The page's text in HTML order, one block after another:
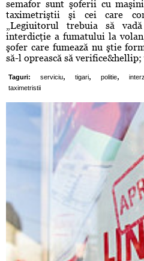
semafor sunt şoferii cu
taximetriştii şi cei care
„Legiuitorul trebuia să
interdicţie a fumatului la
şofer care fumează nu ştie
să-l oprească să
Taguri: serviciu, tigari, politie,
taximetristii